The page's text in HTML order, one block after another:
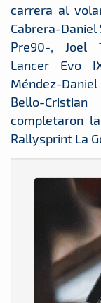
carrera al
Cabrera-Daniel
Pre90-, Joel
Lancer Evo
Méndez-Daniel
Bello-
completaron
Rallysprint La